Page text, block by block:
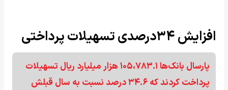
افزایش ۳۴درصدی تسهیلات پرداختی
پارسال بانک‌ها ۱۰۵،۷۸۳.۱ هزار میلیارد ریال تسهیلات
پرداخت کردند که ۳۴.۶ درصد نسبت به سال قبلش